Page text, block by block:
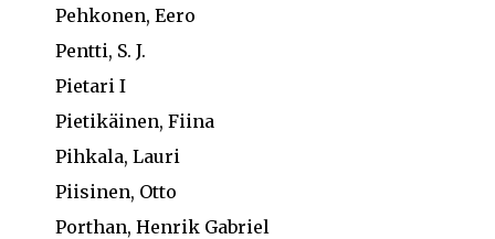
Pehkonen, Eero
Pentti, S. J.
Pietari I
Pietikäinen, Fiina
Pihkala, Lauri
Piisinen, Otto
Porthan, Henrik Gabriel